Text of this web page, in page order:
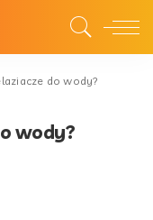
do wody?
wody?